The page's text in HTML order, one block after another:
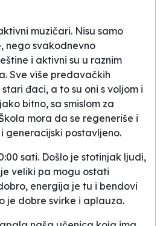
muzičari. Nisu samo
nego svakodnevno
i aktivni su u raznim
Sve više predavačkih
đaci, a to su oni s voljom i
bitno, sa smislom za
mora da se regeneriše i
generacijski postavljeno.
sati. Došlo je stotinjak ljudi,
veliki pa mogu ostati
energija je tu i bendovi
je dobre svirke i aplauza.